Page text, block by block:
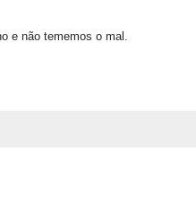
e não tememos o mal.